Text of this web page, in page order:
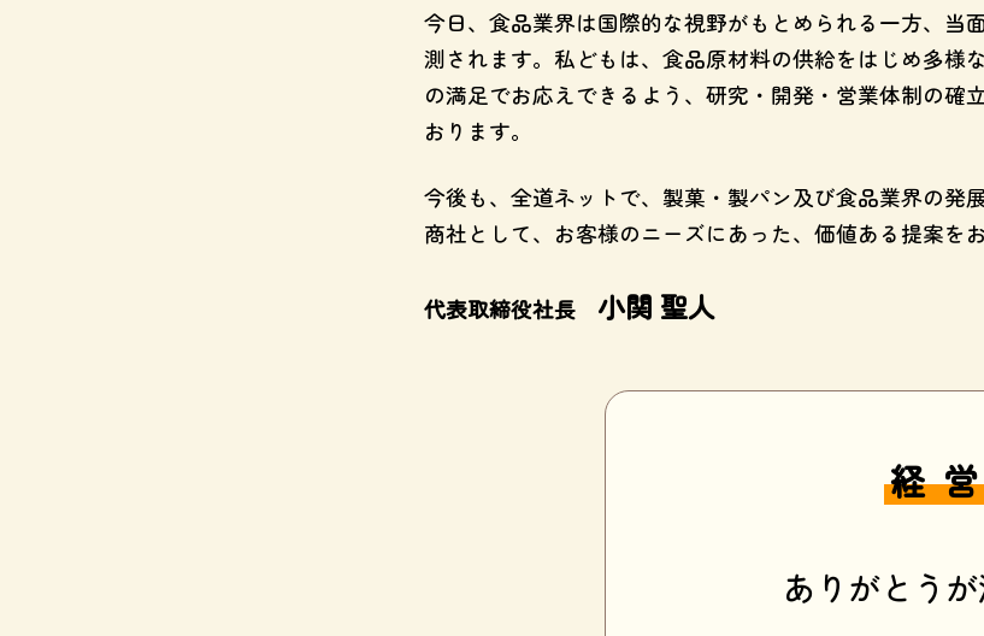
今日、食品業界は国際的な視野がもとめられる一方、当
測されます。私どもは、食品原材料の供給をはじめ多様
の満足でお応えできるよう、研究・開発・営業体制の
おります。
今後も、全道ネットで、製菓・製パン及び食品業界の発
商社として、お客様のニーズにあった、価値ある提案を
代表取締役社長 小関 聖人
経
ありがとう